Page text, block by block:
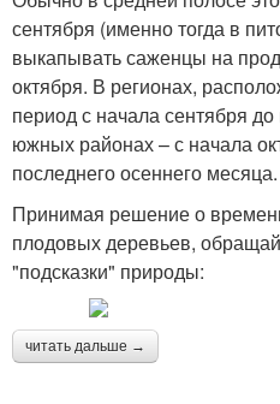
сентября (именно тогда в
выкапывать саженцы на
октября. В регионах,
период с начала сентября
южных районах – с начала
последнего осеннего месяца.
Принимая решение о
плодовых деревьев,
"подсказки" природы:
читать дальше →